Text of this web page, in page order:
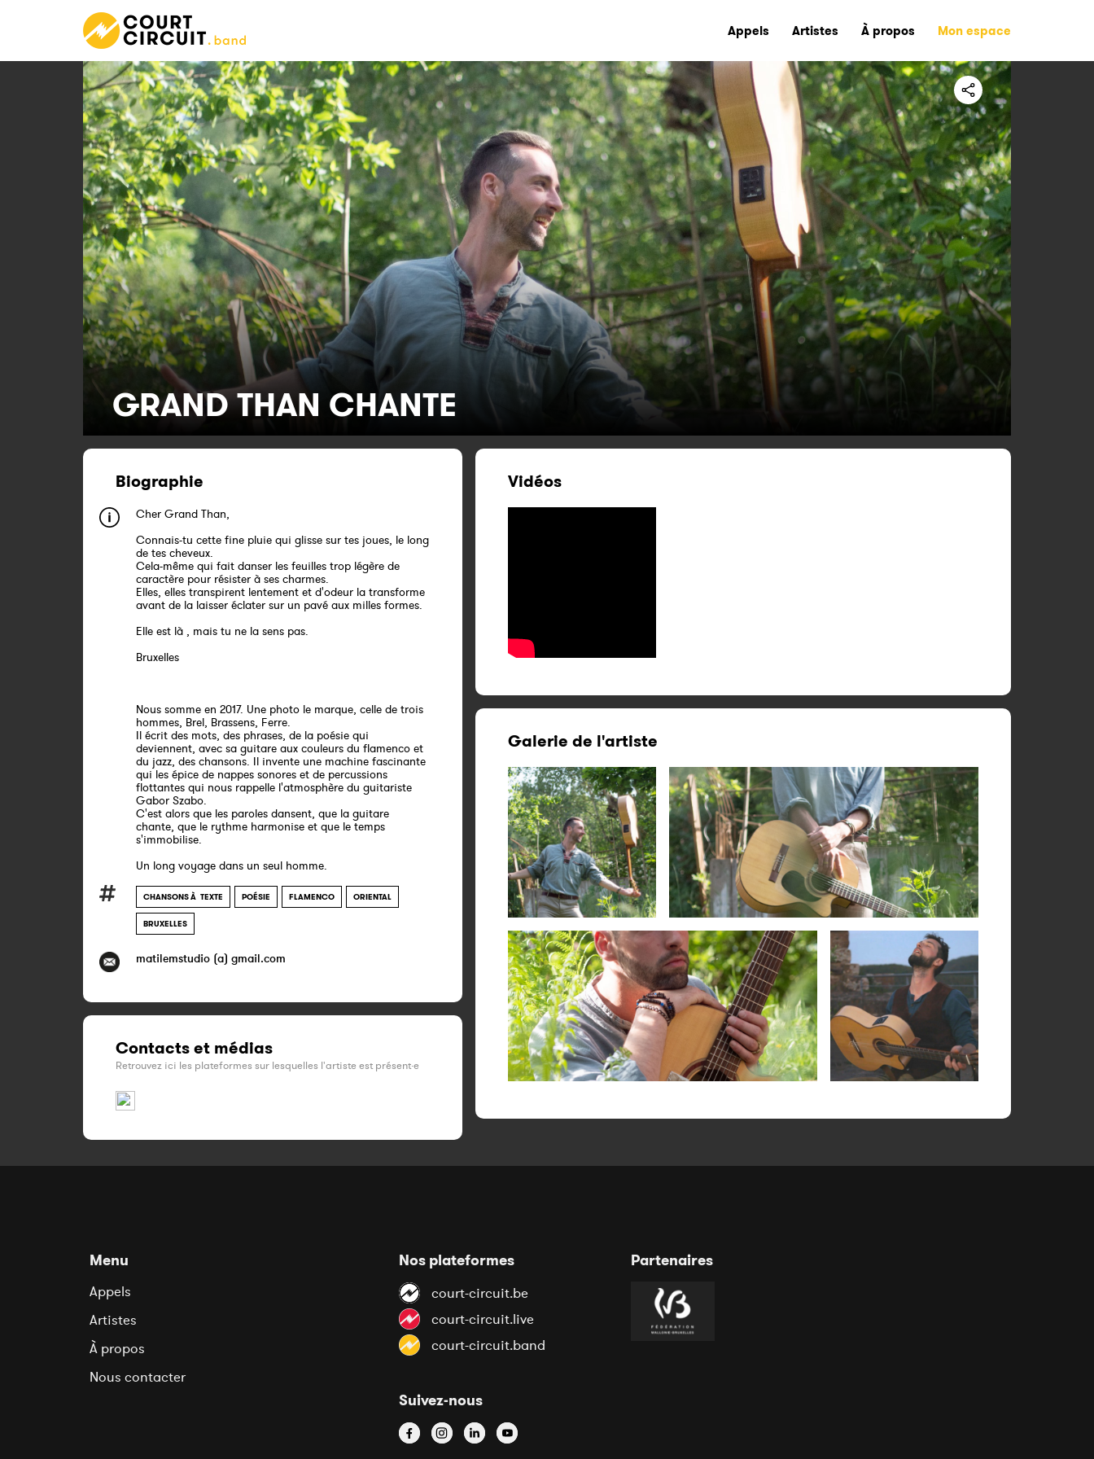
Appels Artistes À propos Mon espace
GRAND THAN CHANTE
Biographie
Cher Grand Than,
Connais-tu cette fine pluie qui glisse sur tes joues, le long
de tes cheveux.
Cela-même qui fait danser les feuilles trop légère de
caractère pour résister à ses charmes.
Elles, elles transpirent lentement et d'odeur la transforme
avant de la laisser éclater sur un pavé aux milles formes.
Elle est là , mais tu ne la sens pas.
Bruxelles
Nous somme en 2017. Une photo le marque, celle de trois
hommes, Brel, Brassens, Ferre.
Il écrit des mots, des phrases, de la poésie qui
deviennent, avec sa guitare aux couleurs du flamenco et
du jazz, des chansons. Il invente une machine fascinante
qui les épice de nappes sonores et de percussions
flottantes qui nous rappelle l'atmosphère du guitariste
Gabor Szabo.
C'est alors que les paroles dansent, que la guitare
chante, que le rythme harmonise et que le temps
s'immobilise.
Un long voyage dans un seul homme.
CHANSONS À TEXTE POÉSIE FLAMENCO ORIENTAL
BRUXELLES
matilemstudio (a) gmail.com
Contacts et médias
Retrouvez ici les plateformes sur lesquelles l'artiste est présent·e
Vidéos
Galerie de l'artiste
Menu
Appels
Artistes
À propos
Nous contacter
Nos plateformes
court-circuit.be
court-circuit.live
court-circuit.band
Suivez-nous
Partenaires